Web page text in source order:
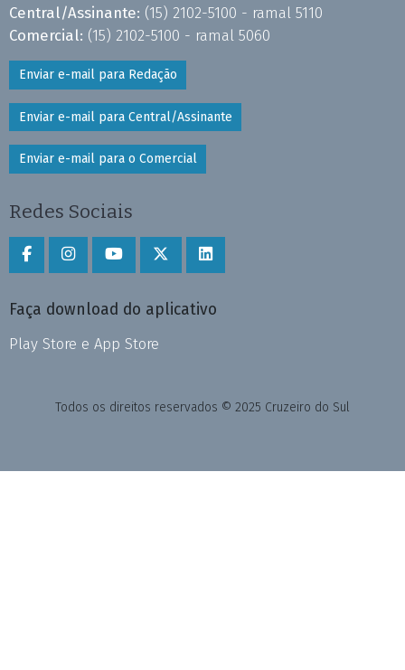
Central/Assinante: (15) 2102-5100 - ramal 5110
Comercial: (15) 2102-5100 - ramal 5060
Enviar e-mail para Redação
Enviar e-mail para Central/Assinante
Enviar e-mail para o Comercial
Redes Sociais
Faça download do aplicativo
Play Store e App Store
Todos os direitos reservados © 2025 Cruzeiro do Sul